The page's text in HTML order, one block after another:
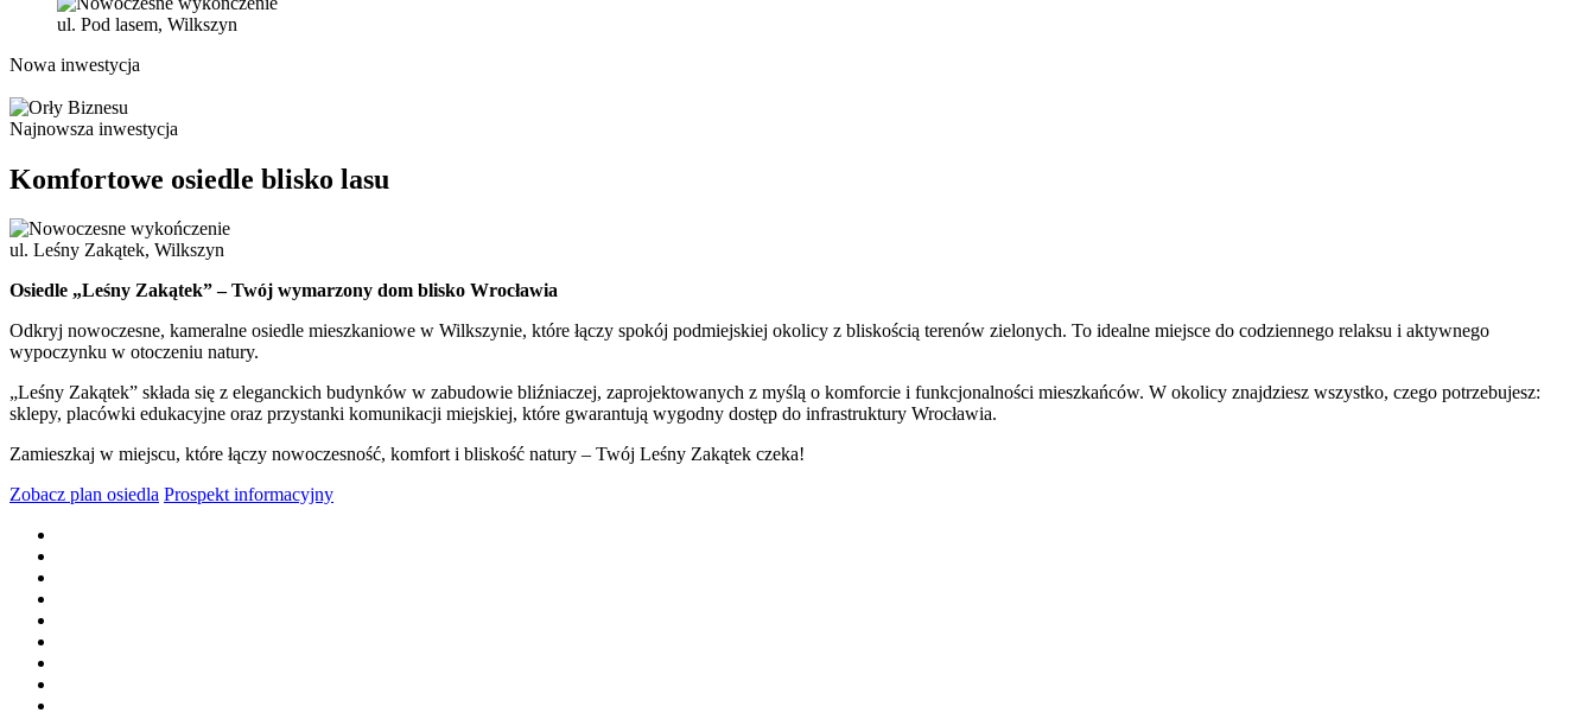
ul. Pod lasem, Wilkszyn
Nowa inwestycja
Najnowsza inwestycja
Komfortowe osiedle blisko lasu
ul. Leśny Zakątek, Wilkszyn
Osiedle „Leśny Zakątek” – Twój wymarzony dom blisko Wrocławia
Odkryj nowoczesne, kameralne osiedle mieszkaniowe w Wilkszynie, które łączy spokój podmiejskiej okolicy z bliskością terenów zielonych. To idealne miejsce do codziennego relaksu i aktywnego
wypoczynku w otoczeniu natury.
„Leśny Zakątek” składa się z eleganckich budynków w zabudowie bliźniaczej, zaprojektowanych z myślą o komforcie i funkcjonalności mieszkańców. W okolicy znajdziesz wszystko, czego potrzebujesz:
sklepy, placówki edukacyjne oraz przystanki komunikacji miejskiej, które gwarantują wygodny dostęp do infrastruktury Wrocławia.
Zamieszkaj w miejscu, które łączy nowoczesność, komfort i bliskość natury – Twój Leśny Zakątek czeka!
Zobacz plan osiedla Prospekt informacyjny